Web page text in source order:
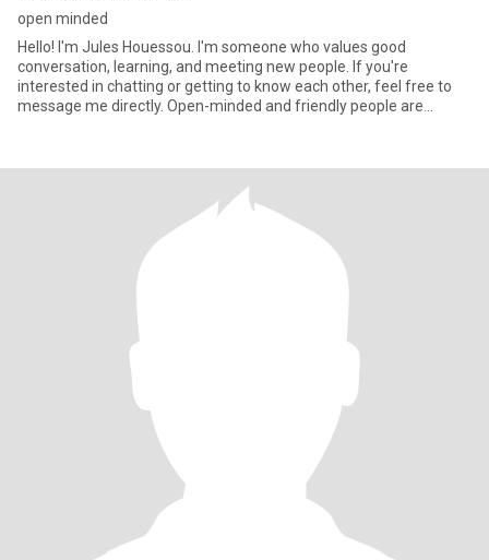
open minded
Hello! I'm Jules Houessou. I'm someone who values good
conversation, learning, and meeting new people. If you're
interested in chatting or getting to know each other, feel free to
message me directly. Open-minded and friendly people are